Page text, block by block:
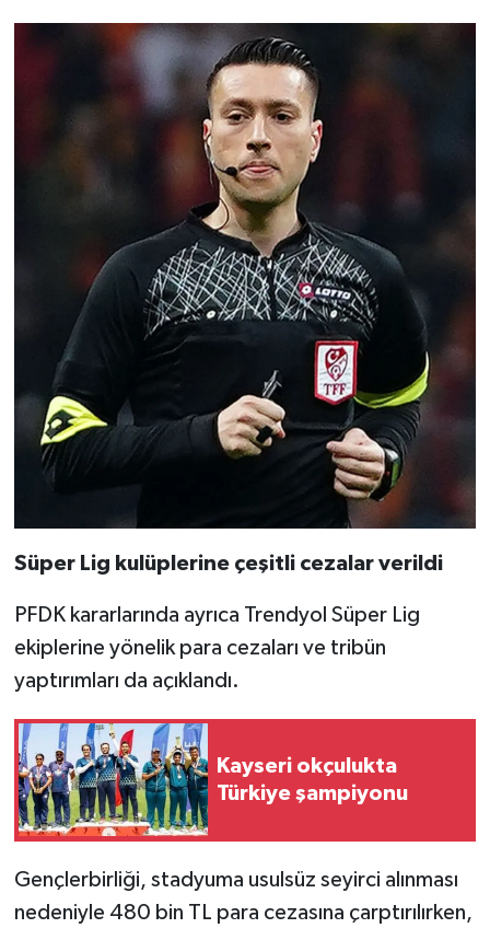
Süper Lig kulüplerine çeşitli cezalar verildi
PFDK kararlarında ayrıca Trendyol Süper Lig
ekiplerine yönelik para cezaları ve tribün
yaptırımları da açıklandı.
Kayseri okçulukta
Türkiye şampiyonu
Gençlerbirliği, stadyuma usulsüz seyirci alınması
nedeniyle 480 bin TL para cezasına çarptırılırken,